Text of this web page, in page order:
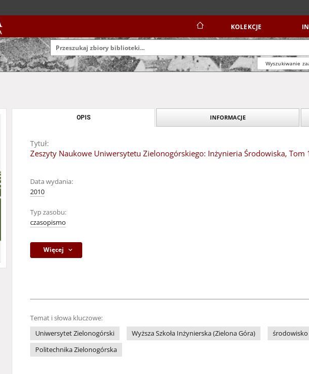
KOLEKCJE
Wyszukiwanie
OPIS INFORMACJE
Tytuł:
Zeszyty Naukowe Uniwersytetu Zielonogórskiego: Inżynieria Środowiska, Tom
Data wydania:
2010
Typ zasobu:
czasopismo
Więcej
Temat i słowa kluczowe:
Uniwersytet Zielonogórski
Wyższa Szkoła Inżynierska (Zielona Góra) środowisko
Politechnika Zielonogórska